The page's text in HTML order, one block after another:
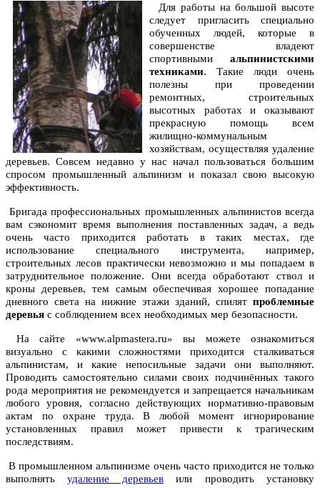
Для работы на большой высоте
следует пригласить специально
обученных людей, которые в
совершенстве владеют
спортивными альпинистскими
техниками. Такие люди очень
полезны при проведении
ремонтных, строительных
высотных работах и оказывают
прекрасную помощь всем
жилищно-коммунальным
хозяйствам, осуществляя удаление
деревьев. Совсем недавно у нас начал пользоваться большим
спросом промышленный альпинизм и показал свою высокую
эффективность.
Бригада профессиональных промышленных альпинистов всегда
вам сэкономит время выполнения поставленных задач, а ведь
очень часто приходится работать в таких местах, где
использование специального инструмента, например,
строительных лесов практически невозможно и мы попадаем в
затруднительное положение. Они всегда обработают ствол и
кроны деревьев, тем самым обеспечивая хорошее попадание
дневного света на нижние этажи зданий, спилят проблемные
деревья с соблюдением всех необходимых мер безопасности.
На сайте «www.alpmastera.ru» вы можете ознакомиться
визуально с какими сложностями приходится сталкиваться
альпинистам, и какие непосильные задачи они выполняют.
Проводить самостоятельно силами своих подчинённых такого
рода мероприятия не рекомендуется и запрещается начальникам
любого уровня, согласно действующих нормативно-правовым
актам по охране труда. В любой момент игнорирование
установленных правил может привести к трагическим
последствиям.
В промышленном альпинизме очень часто приходится не только
выполнятьудаление деревьевили проводить установку